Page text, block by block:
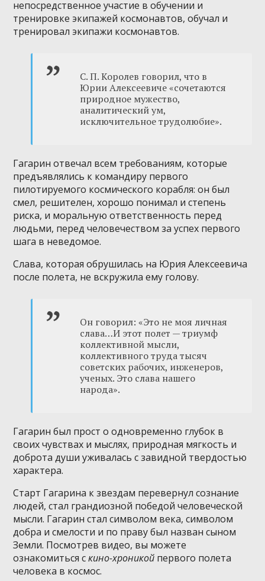
непосредственное участие в обучении и
тренировке экипажей космонавтов, обучал и
тренировал экипажи космонавтов.
С. П. Королев говорил, что в
Юрии Алексеевиче «сочетаются
природное мужество,
аналитический ум,
исключительное трудолюбие».
Гагарин отвечал всем требованиям, которые
предъявлялись к командиру первого
пилотируемого космического корабля: он был
смел, решителен, хорошо понимал и степень
риска, и моральную ответственность перед
людьми, перед человечеством за успех первого
шага в неведомое.
Слава, которая обрушилась на Юрия Алексеевича
после полета, не вскружила ему голову.
Он говорил: «Это не моя личная
слава…И этот полет — триумф
коллективной мысли,
коллективного труда тысяч
советских рабочих, инженеров,
ученых. Это слава нашего
народа».
Гагарин был прост о одновременно глубок в
своих чувствах и мыслях, природная мягкость и
доброта души уживалась с завидной твердостью
характера.
Старт Гагарина к звездам перевернул сознание
людей, стал грандиозной победой человеческой
мысли. Гагарин стал символом века, символом
добра и смелости и по праву был назван сыном
Земли. Посмотрев видео, вы можете
ознакомиться скино-хроникой первого полета
человека в космос.